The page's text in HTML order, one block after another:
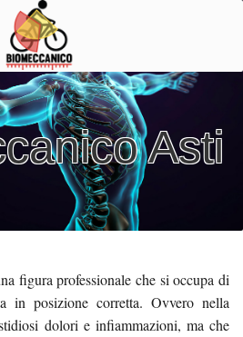
Asti
figura professionale che si occupa di
in posizione corretta. Ovvero nella
dolori e infiammazioni, ma che